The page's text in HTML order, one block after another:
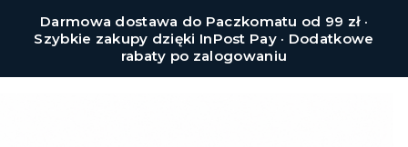
Darmowa dostawa do Paczkomatu od 99 zł ·
Szybkie zakupy dzięki InPost Pay · Dodatkowe
rabaty po zalogowaniu